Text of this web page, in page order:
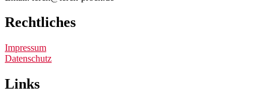
Rechtliches
Impressum
Datenschutz
Links